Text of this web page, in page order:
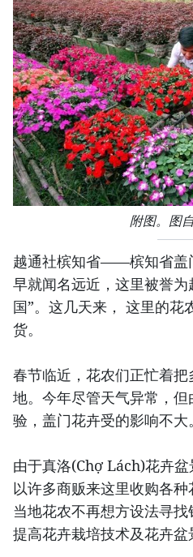
附图。图
越通社槟知省——槟知省盖
早就闻名远近，这里被誉
国”。这几天来， 这里的花
货。
春节临近，花农们正忙着
地。今年尽管天气异常，
验，盖门花卉受的影响不大。
由于真洛(Chợ Lách)花卉
以许多商贩来这里收购各
当地花农不再想方设法寻
提高花卉栽培技术及花卉盆